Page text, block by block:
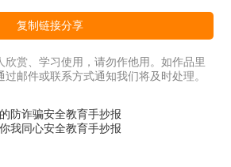
复制链接分享
欣赏、学习使用，请勿作他用。如作品里
邮件或联系方式通知我们将及时处理。
防诈骗安全教育手抄报
我同心安全教育手抄报